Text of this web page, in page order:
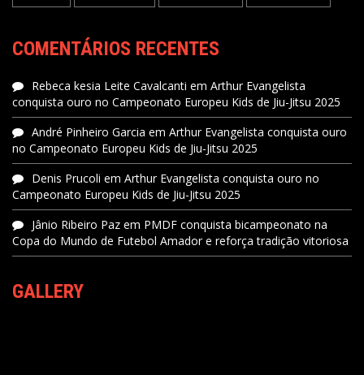
COMENTÁRIOS RECENTES
Rebeca kesia Leite Cavalcanti em Arthur Evangelista
conquista ouro no Campeonato Europeu Kids de Jiu-Jitsu 2025
André Pinheiro Garcia em Arthur Evangelista conquista ouro
no Campeonato Europeu Kids de Jiu-Jitsu 2025
Denis Prucoli em Arthur Evangelista conquista ouro no
Campeonato Europeu Kids de Jiu-Jitsu 2025
Jânio Ribeiro Paz em PMDF conquista bicampeonato na
Copa do Mundo de Futebol Amador e reforça tradição vitoriosa
GALLERY